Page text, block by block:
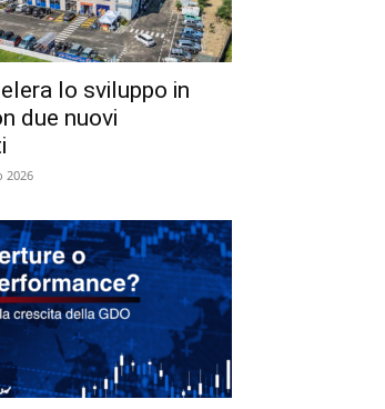
lo sviluppo in
due nuovi
2026